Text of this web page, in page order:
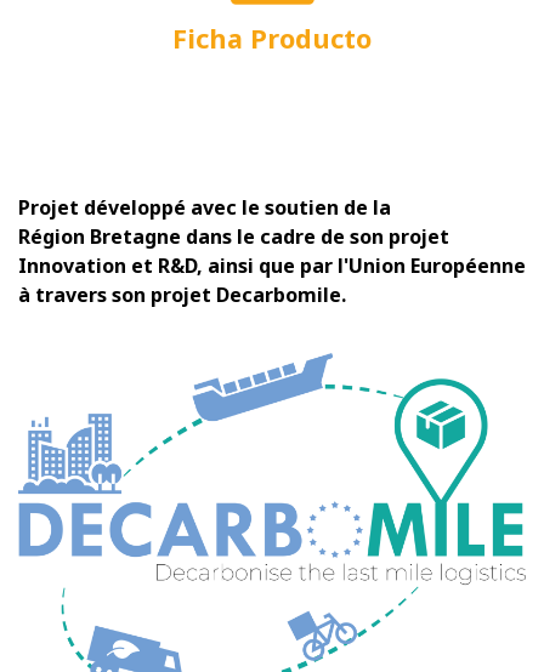
Ficha Producto
Projet développé avec le soutien de la
Région Bretagne dans le cadre de son projet
Innovation et R&D, ainsi que par l'Union Européenne
à travers son projet Decarbomile.